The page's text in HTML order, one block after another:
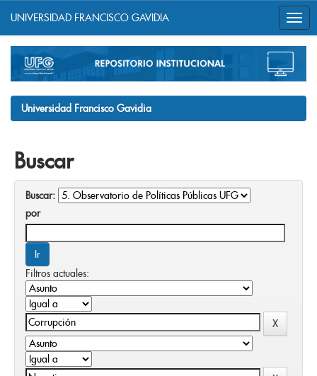
navigation
UNIVERSIDAD FRANCISCO GAVIDIA
Universidad Francisco Gavidia
Buscar
Buscar:
por
Filtros actuales: